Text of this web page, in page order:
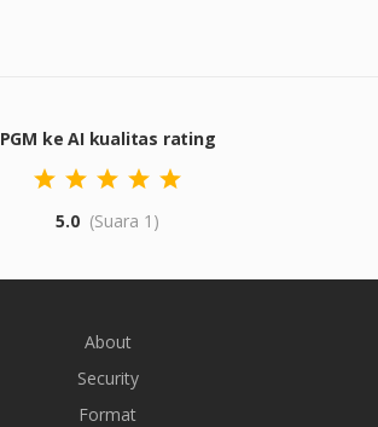
PGM ke AI kualitas rating
5.0 (Suara 1)
About
Security
Format